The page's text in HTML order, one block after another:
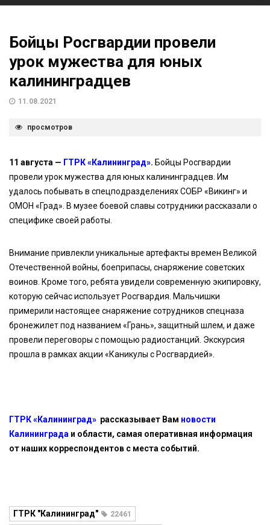
Бойцы Росгвардии провели
урок мужества для юных
калининградцев
11.08.2021
просмотров
11 августа — ГТРК «Калининград». Бойцы Росгвардии
провели урок мужества для юных калининградцев. Им
удалось побывать в спецподразделениях СОБР «Викинг» и
ОМОН «Град». В музее боевой славы сотрудники рассказали о
специфике своей работы.
Внимание привлекли уникальные артефакты времен Великой
Отечественной войны, боеприпасы, снаряжение советских
воинов. Кроме того, ребята увидели современную экипировку,
которую сейчас использует Росгвардия. Мальчишки
примерили настоящее снаряжение сотрудников спецназа
бронежилет под названием «Грань», защитный шлем, и даже
провели переговоры с помощью радиостанций. Экскурсия
прошла в рамках акции «Каникулы с Росгвардией».
ГТРК «Калининград» рассказывает Вам новости
Калининграда и области, самая оперативная информация
от наших корреспондентов с места событий.
ГТРК "Калининград" 22461